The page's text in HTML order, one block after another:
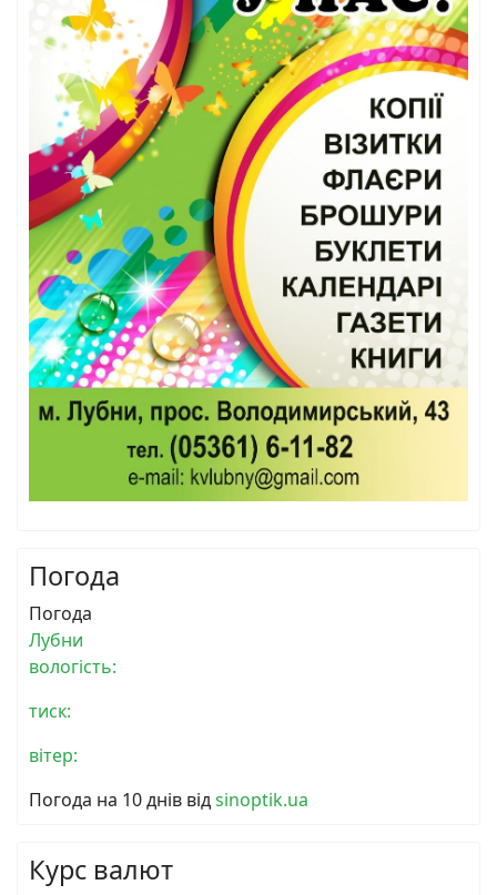
Погода
Погода
Лубни
вологість:
тиск:
вітер:
Погода на 10 днів відsinoptik.ua
Курс валют